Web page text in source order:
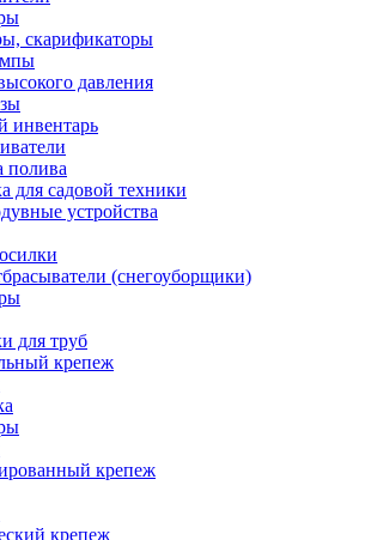
скарификаторы
давления
инвентарь
полива
для садовой техники
устройства
(снегоуборщики)
для труб
крепеж
крепеж
крепеж